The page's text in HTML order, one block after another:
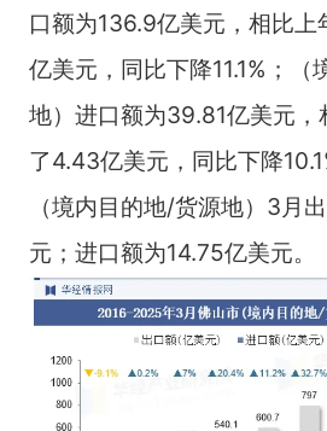
口额为136.9亿美元，相比上
亿美元，同比下降11.1%；（
地）进口额为39.81亿美元，
了4.43亿美元，同比下降
（境内目的地/货源地）3月
元；进口额为14.75亿美元。